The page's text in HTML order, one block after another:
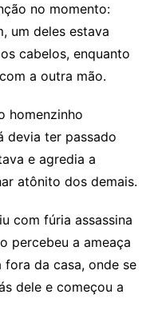
no momento:
um deles estava
cabelos, enquanto
a outra mão.
homenzinho
devia ter passado
e agredia a
atônito dos demais.
com fúria assassina
percebeu a ameaça
da casa, onde se
dele e começou a